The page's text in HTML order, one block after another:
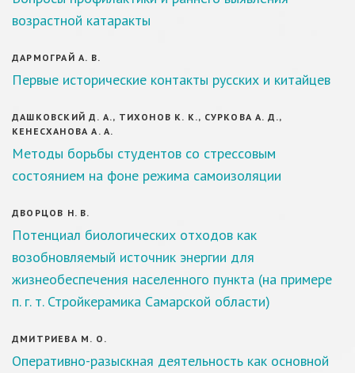
возрастной катаракты
ДАРМОГРАЙ А. В.
Первые исторические контакты русских и китайцев
ДАШКОВСКИЙ Д. А., ТИХОНОВ К. К., СУРКОВА А. Д.,
КЕНЕСХАНОВА А. А.
Методы борьбы студентов со стрессовым
состоянием на фоне режима самоизоляции
ДВОРЦОВ Н. В.
Потенциал биологических отходов как
возобновляемый источник энергии для
жизнеобеспечения населенного пункта (на примере
п. г. т. Стройкерамика Самарской области)
ДМИТРИЕВА М. О.
Оперативно-разыскная деятельность как основной